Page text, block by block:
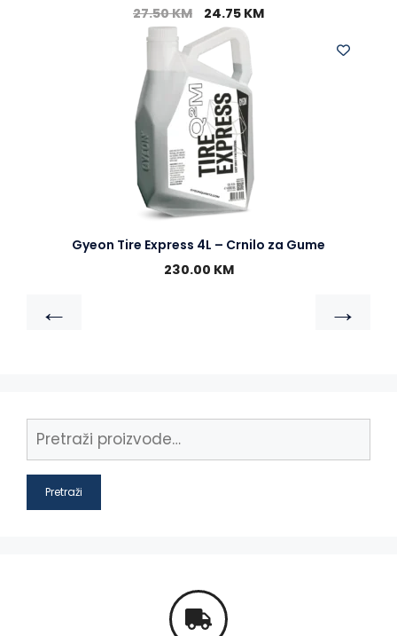
27.50KM 24.75 KM
Gyeon Tire Express 4L – Crnilo za Gume
230.00 KM
← →
Pretraži